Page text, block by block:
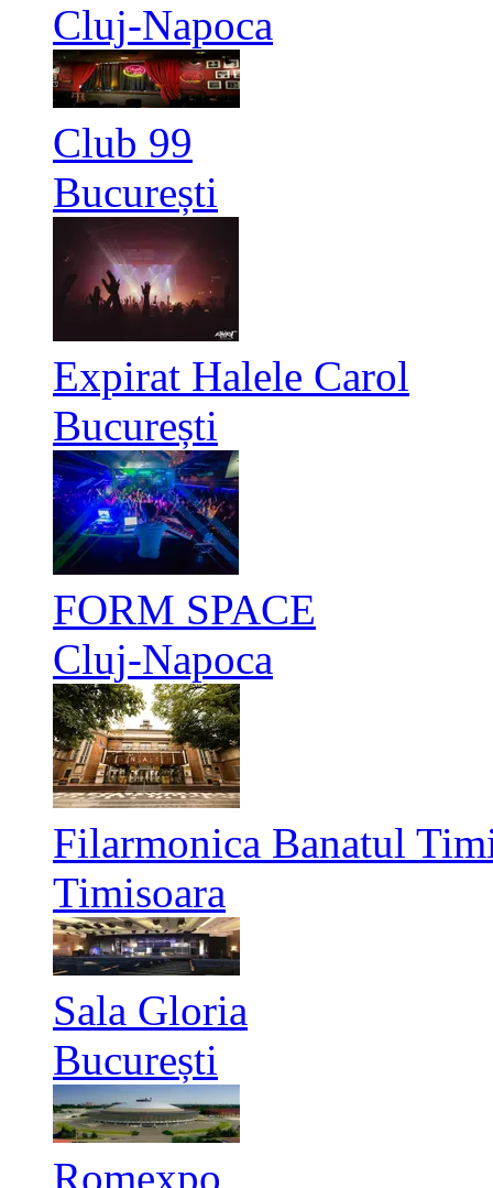
Cluj-Napoca
Club 99
București
Expirat Halele Carol
București
FORM SPACE
Cluj-Napoca
Filarmonica Banatul
Timisoara
Sala Gloria
București
Romexpo